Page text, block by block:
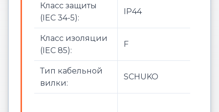
Класс защиты
(IEC 34-5):
IP44
Класс изоляции
(IEC 85):
F
Тип кабельной
вилки:
SCHUKO